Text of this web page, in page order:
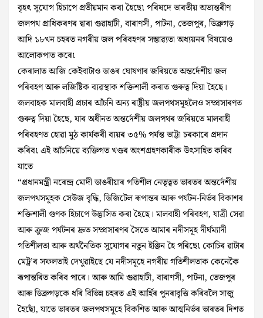
বৃহৎ সুযোগ হিচাপে প্রতীয়মান কৰা হৈছে৷ পৰিষদে ভাৰতীয় অভ্যন্তৰীণ
জলপথ প্ৰাধিকৰণৰ দ্বাৰা গুৱাহাটী, বাৰাণসী, পাটনা, তেজপুৰ, ডিব্ৰুগড়
আদি ১৮খন চহৰত নগৰীয় জল পৰিবহণৰ সম্ভাৱ্যতা অধ্যয়নৰ বিষয়েও
আলোকপাত কৰে৷
কেৰালাত আজি কেইবাটাও ডাঙৰ ঘোষণাৰ জৰিয়তে অন্তর্দেশীয় জল
পৰিবহণ আৰু লজিষ্টিক ব্যৱস্থাক শক্তিশালী কৰাত গুৰুত্ব দিয়া হৈছে।
জলবাহক মালবাহী প্ৰচাৰ আঁচনি অন্য ৰাষ্ট্ৰীয় জলপথসমূহলৈও সম্প্ৰসাৰণত
গুৰুত্ব দিয়া হৈছে, যাৰ অধীনত অন্তর্দেশীয় জলপথৰ জৰিয়তে মালবাহী
পৰিবহণত হোৱা মুঠ কাৰ্যকৰী ব্যয়ৰ ৩৫% পর্যন্ত ভাট্টা চৰকাৰে প্ৰদান
কৰিব৷ এই আঁচনিয়ে ব্যক্তিগত খণ্ডৰ অংশগ্ৰহণকাৰীক উৎসাহিত কৰিব
যাতে
“প্ৰধানমন্ত্ৰী নৰেন্দ্ৰ মোদী ডাঙৰীয়াৰ গতিশীল নেতৃত্বত ভাৰতৰ অন্তৰ্দেশীয়
জলপথসমূহক সেউজ বৃদ্ধি, ডিজিটেল ৰূপান্তৰ আৰু পৰ্যটন-নিৰ্ভৰ বিকাশৰ
শক্তিশালী গুণক হিচাপে উদ্ভাসিত কৰা হৈছে। মালবাহী পৰিবহণ, যাত্ৰী সেৱা
আৰু ক্রুজ পৰ্যটনৰ দ্ৰুত সম্প্ৰসাৰণৰ সৈতে আমাৰ নদীসমূহ দীর্ঘম্যাদী
গতিশীলতা আৰু অৰ্থনৈতিক সুযোগৰ নতুন ইঞ্জিন হৈ পৰিছে৷ কোচিৰ ৱাটাৰ
মেট্ৰ’ৰ সফলতাই দেখুৱাইছে যে নদীসমূহে নগৰীয় গতিশীলতাক কেনেকৈ
ৰূপান্তৰিত কৰিব পাৰে। আৰু আমি গুৱাহাটী, বাৰাণসী, পাটনা, তেজপুৰ
আৰু ডিব্ৰুগড়কে ধৰি বিভিন্ন চহৰত এই আৰ্হিৰ পুনৰাবৃত্তি কৰিবলৈ সাজু
হৈছোঁ, যাতে ভাৰতৰ জলপথসমূহে বিকশিত আৰু আত্মনিৰ্ভৰ ভাৰতৰ দিশত